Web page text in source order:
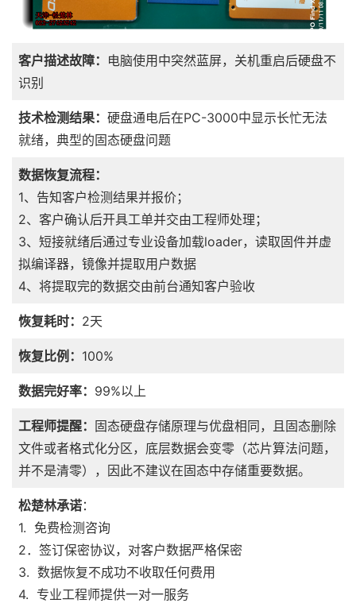
客户描述故障： 电脑使用中突然蓝屏，关机重启后硬盘不
识别
技术检测结果： 硬盘通电后在PC-3000中显示长忙无法
就绪，典型的固态硬盘问题
数据恢复流程：
1、告知客户检测结果并报价；
2、客户确认后开具工单并交由工程师处理；
3、短接就绪后通过专业设备加载loader，读取固件并虚
拟编译器，镜像并提取用户数据
4、将提取完的数据交由前台通知客户验收
恢复耗时： 2天
恢复比例： 100%
数据完好率： 99%以上
工程师提醒： 固态硬盘存储原理与优盘相同，且固态删除
文件或者格式化分区，底层数据会变零（芯片算法问题，
并不是清零），因此不建议在固态中存储重要数据。
松楚林承诺：
1. 免费检测咨询
2．签订保密协议，对客户数据严格保密
3. 数据恢复不成功不收取任何费用
4. 专业工程师提供一对一服务